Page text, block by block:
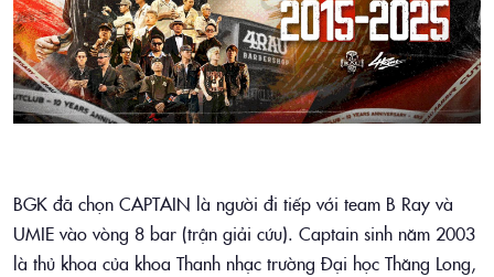
BGK đã chọn CAPTAIN là người đi tiếp với team B Ray và
UMIE vào vòng 8 bar (trận giải cứu). Captain sinh năm 2003
là thủ khoa của khoa Thanh nhạc trường Đại học Thăng Long,